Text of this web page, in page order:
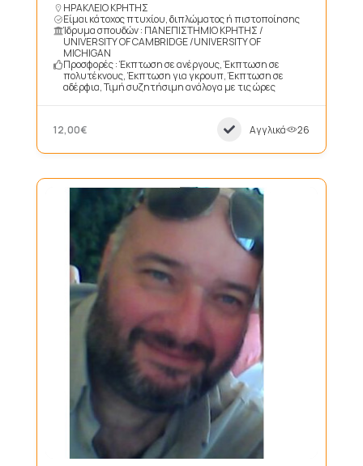
ΗΡΑΚΛΕΙΟ ΚΡΗΤΗΣ
Είμαι κάτοχος πτυχίου, διπλώματος ή πιστοποίησης
Ίδρυμα σπουδών : ΠΑΝΕΠΙΣΤΗΜΙΟ ΚΡΗΤΗΣ /
UNIVERSITY OF CAMBRIDGE /UNIVERSITY OF
MICHIGAN
Προσφορές : Έκπτωση σε ανέργους, Έκπτωση σε
πολυτέκνους, Έκπτωση για γκρουπ, Έκπτωση σε
αδέρφια, Τιμή συζητήσιμη ανάλογα με τις ώρες
12,00€ Αγγλικά 26